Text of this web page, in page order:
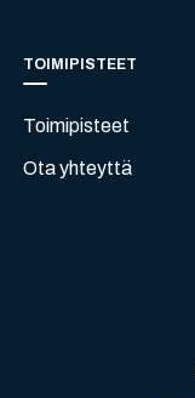
TOIMIPISTEET
Toimipisteet
Ota yhteyttä